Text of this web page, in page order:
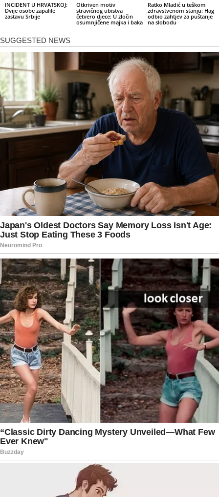
INCIDENT U HRVATSKOJ:
Dvije osobe zapalile
zastavu Srbije
Otkriven motiv
stravičnog ubistva
četvero djece: U zločin
osumnjičene majka i baka
Ratko Mladić u teškom
zdravstvenom stanju: Hag
odbio zahtjev za puštanje
na slobodu